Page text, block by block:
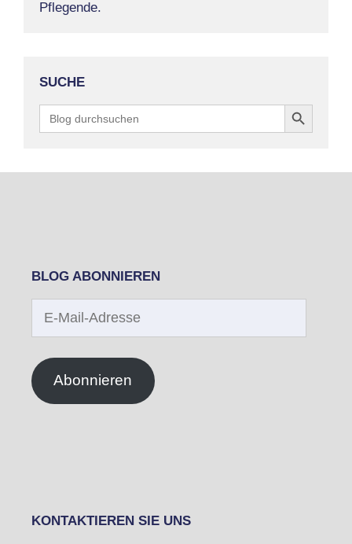
Pflegende.
SUCHE
for:
Search Button
BLOG ABONNIEREN
Abonnieren
KONTAKTIEREN SIE UNS